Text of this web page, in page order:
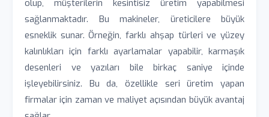
olup, müşterilerin kesintisiz üretim yapabilmesi
sağlanmaktadır. Bu makineler, üreticilere büyük
esneklik sunar. Örneğin, farklı ahşap türleri ve yüzey
kalınlıkları için farklı ayarlamalar yapabilir, karmaşık
desenleri ve yazıları bile birkaç saniye içinde
işleyebilirsiniz. Bu da, özellikle seri üretim yapan
firmalar için zaman ve maliyet açısından büyük avantaj